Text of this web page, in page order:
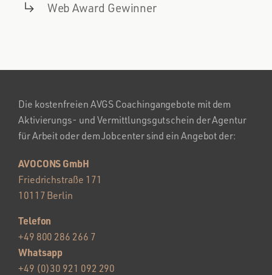
Web Award Gewinner
Die kostenfreien AVGS Coachingangebote mit dem
Aktivierungs- und Vermittlungsgutschein der Agentur
für Arbeit oder dem Jobcenter sind ein Angebot der:
AVOCONS GmbH
Friedrichstraße 171
10117 Berlin
Telefon
+49 800 286 266 7
Whatsapp
+49 (0)30 921 092 290